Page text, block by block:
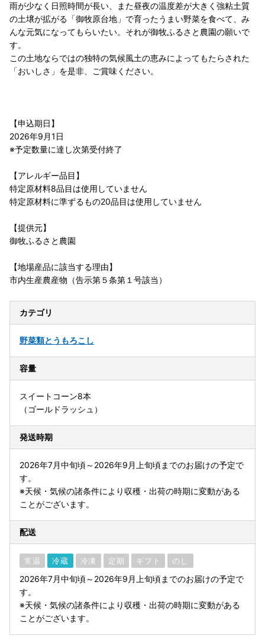
雨が少なく日照時間が長い、また昼夜の温度差が大きく強粘土質
の土壌が拡がる「御牧原台地」で育ったうまい野菜を食べて、み
んな元気になってもらいたい。それが御牧ふるさと農園の願いで
す。
この土地ならではの独特の気候風土の恵みによってもたらされた
「おいしさ」を是非、ご賞味ください。
【申込期日】
2026年9月1日
※予定数量に達し次第受付終了
【アレルギー品目】
特定原材料8品目は使用していません
特定原材料に準ずるもの20品目は使用していません
【提供元】
御牧ふるさと農園
【地場産品に該当する理由】
市内生産農産物（告示第５条第１号該当）
カテゴリ
野菜類とうもろこし
容量
スイートコーン8本
（ゴールドラッシュ）
発送時期
2026年7月中旬頃～2026年9月上旬頃までのお届けの予定で
す。
※天候・気候の諸条件により収穫・出荷の時期に変動がある
ことがございます。
配送
常温 冷蔵 冷凍 定期 ギフト のし
2026年7月中旬頃～2026年9月上旬頃までのお届けの予定で
す。
※天候・気候の諸条件により収穫・出荷の時期に変動がある
ことがございます。